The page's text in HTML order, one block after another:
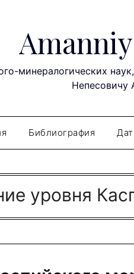
минералогических
Непесовичу
Библиография
уровня